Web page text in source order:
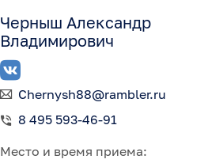
Черныш Александр
Владимирович
Chernysh88@rambler.ru
8 495 593-46-91
Место и время приема: